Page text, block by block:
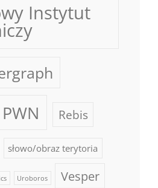
Instytut
PWN Rebis
słowo/obraz terytoria
Uroboros Vesper